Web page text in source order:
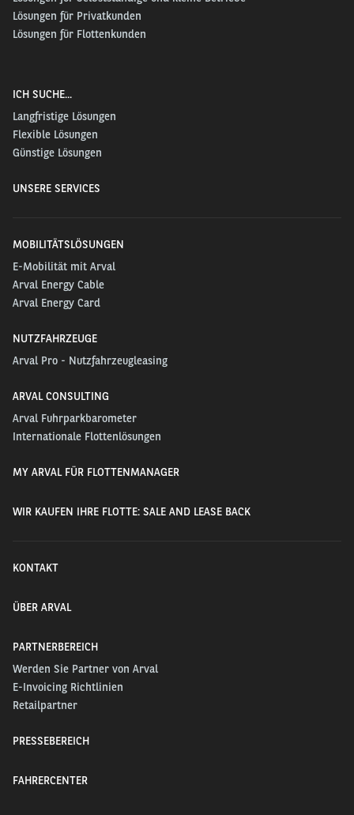
Lösungen für Privatkunden
Lösungen für Flottenkunden
ICH SUCHE...
Langfristige Lösungen
Flexible Lösungen
Günstige Lösungen
UNSERE SERVICES
MOBILITÄTSLÖSUNGEN
E-Mobilität mit Arval
Arval Energy Cable
Arval Energy Card
NUTZFAHRZEUGE
Arval Pro - Nutzfahrzeugleasing
ARVAL CONSULTING
Arval Fuhrparkbarometer
Internationale Flottenlösungen
MY ARVAL FÜR FLOTTENMANAGER
WIR KAUFEN IHRE FLOTTE: SALE AND LEASE BACK
KONTAKT
ÜBER ARVAL
PARTNERBEREICH
Werden Sie Partner von Arval
E-Invoicing Richtlinien
Retailpartner
PRESSEBEREICH
FAHRERCENTER